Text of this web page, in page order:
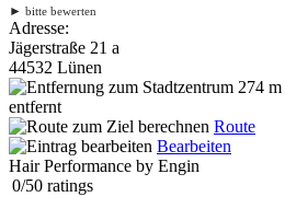
► bitte bewerten
Adresse:
Jägerstraße 21 a
44532 Lünen
274 m
entfernt
Route
Bearbeiten
Hair Performance by Engin
0/50 ratings